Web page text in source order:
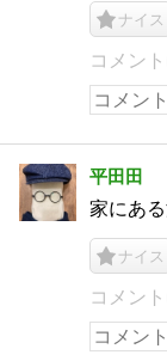
ナイス
コメン
平田田
家にあ
ナイス
コメン